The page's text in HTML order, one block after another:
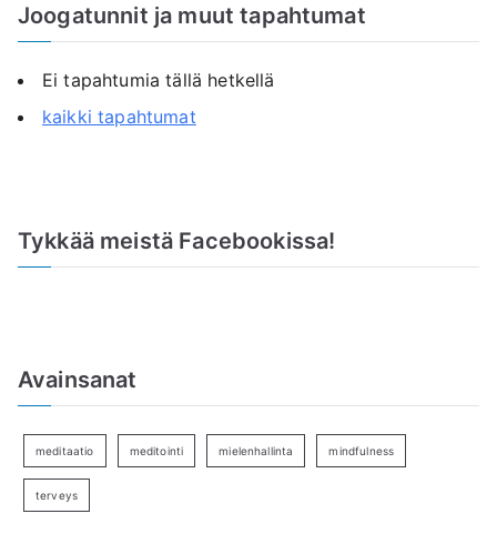
Joogatunnit ja muut tapahtumat
Ei tapahtumia tällä hetkellä
kaikki tapahtumat
Tykkää meistä Facebookissa!
Avainsanat
meditaatio meditointi mielenhallinta mindfulness
terveys